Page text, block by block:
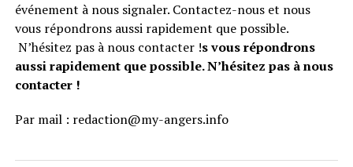
événement à nous signaler. Contactez-nous et nous
vous répondrons aussi rapidement que possible.
N’hésitez pas à nous contacter !s vous répondrons
aussi rapidement que possible. N’hésitez pas à nous
contacter !
Par mail : redaction@my-angers.info